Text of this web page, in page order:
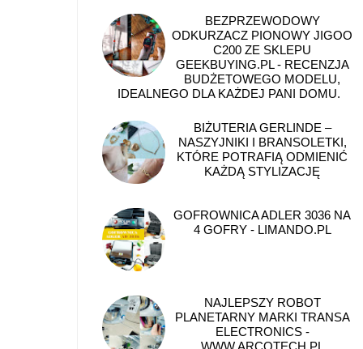
BEZPRZEWODOWY
ODKURZACZ PIONOWY JIGOO
C200 ZE SKLEPU
GEEKBUYING.PL - RECENZJA
BUDŻETOWEGO MODELU,
IDEALNEGO DLA KAŻDEJ PANI DOMU.
BIŻUTERIA GERLINDE –
NASZYJNIKI I BRANSOLETKI,
KTÓRE POTRAFIĄ ODMIENIĆ
KAŻDĄ STYLIZACJĘ
GOFROWNICA ADLER 3036 NA
4 GOFRY - LIMANDO.PL
NAJLEPSZY ROBOT
PLANETARNY MARKI TRANSA
ELECTRONICS -